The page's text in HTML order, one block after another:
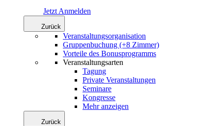
Jetzt Anmelden
Zurück
Veranstaltungsorganisation
Gruppenbuchung (+8 Zimmer)
Vorteile des Bonusprogramms
Veranstaltungsarten
Tagung
Private Veranstaltungen
Seminare
Kongresse
Mehr anzeigen
Zurück